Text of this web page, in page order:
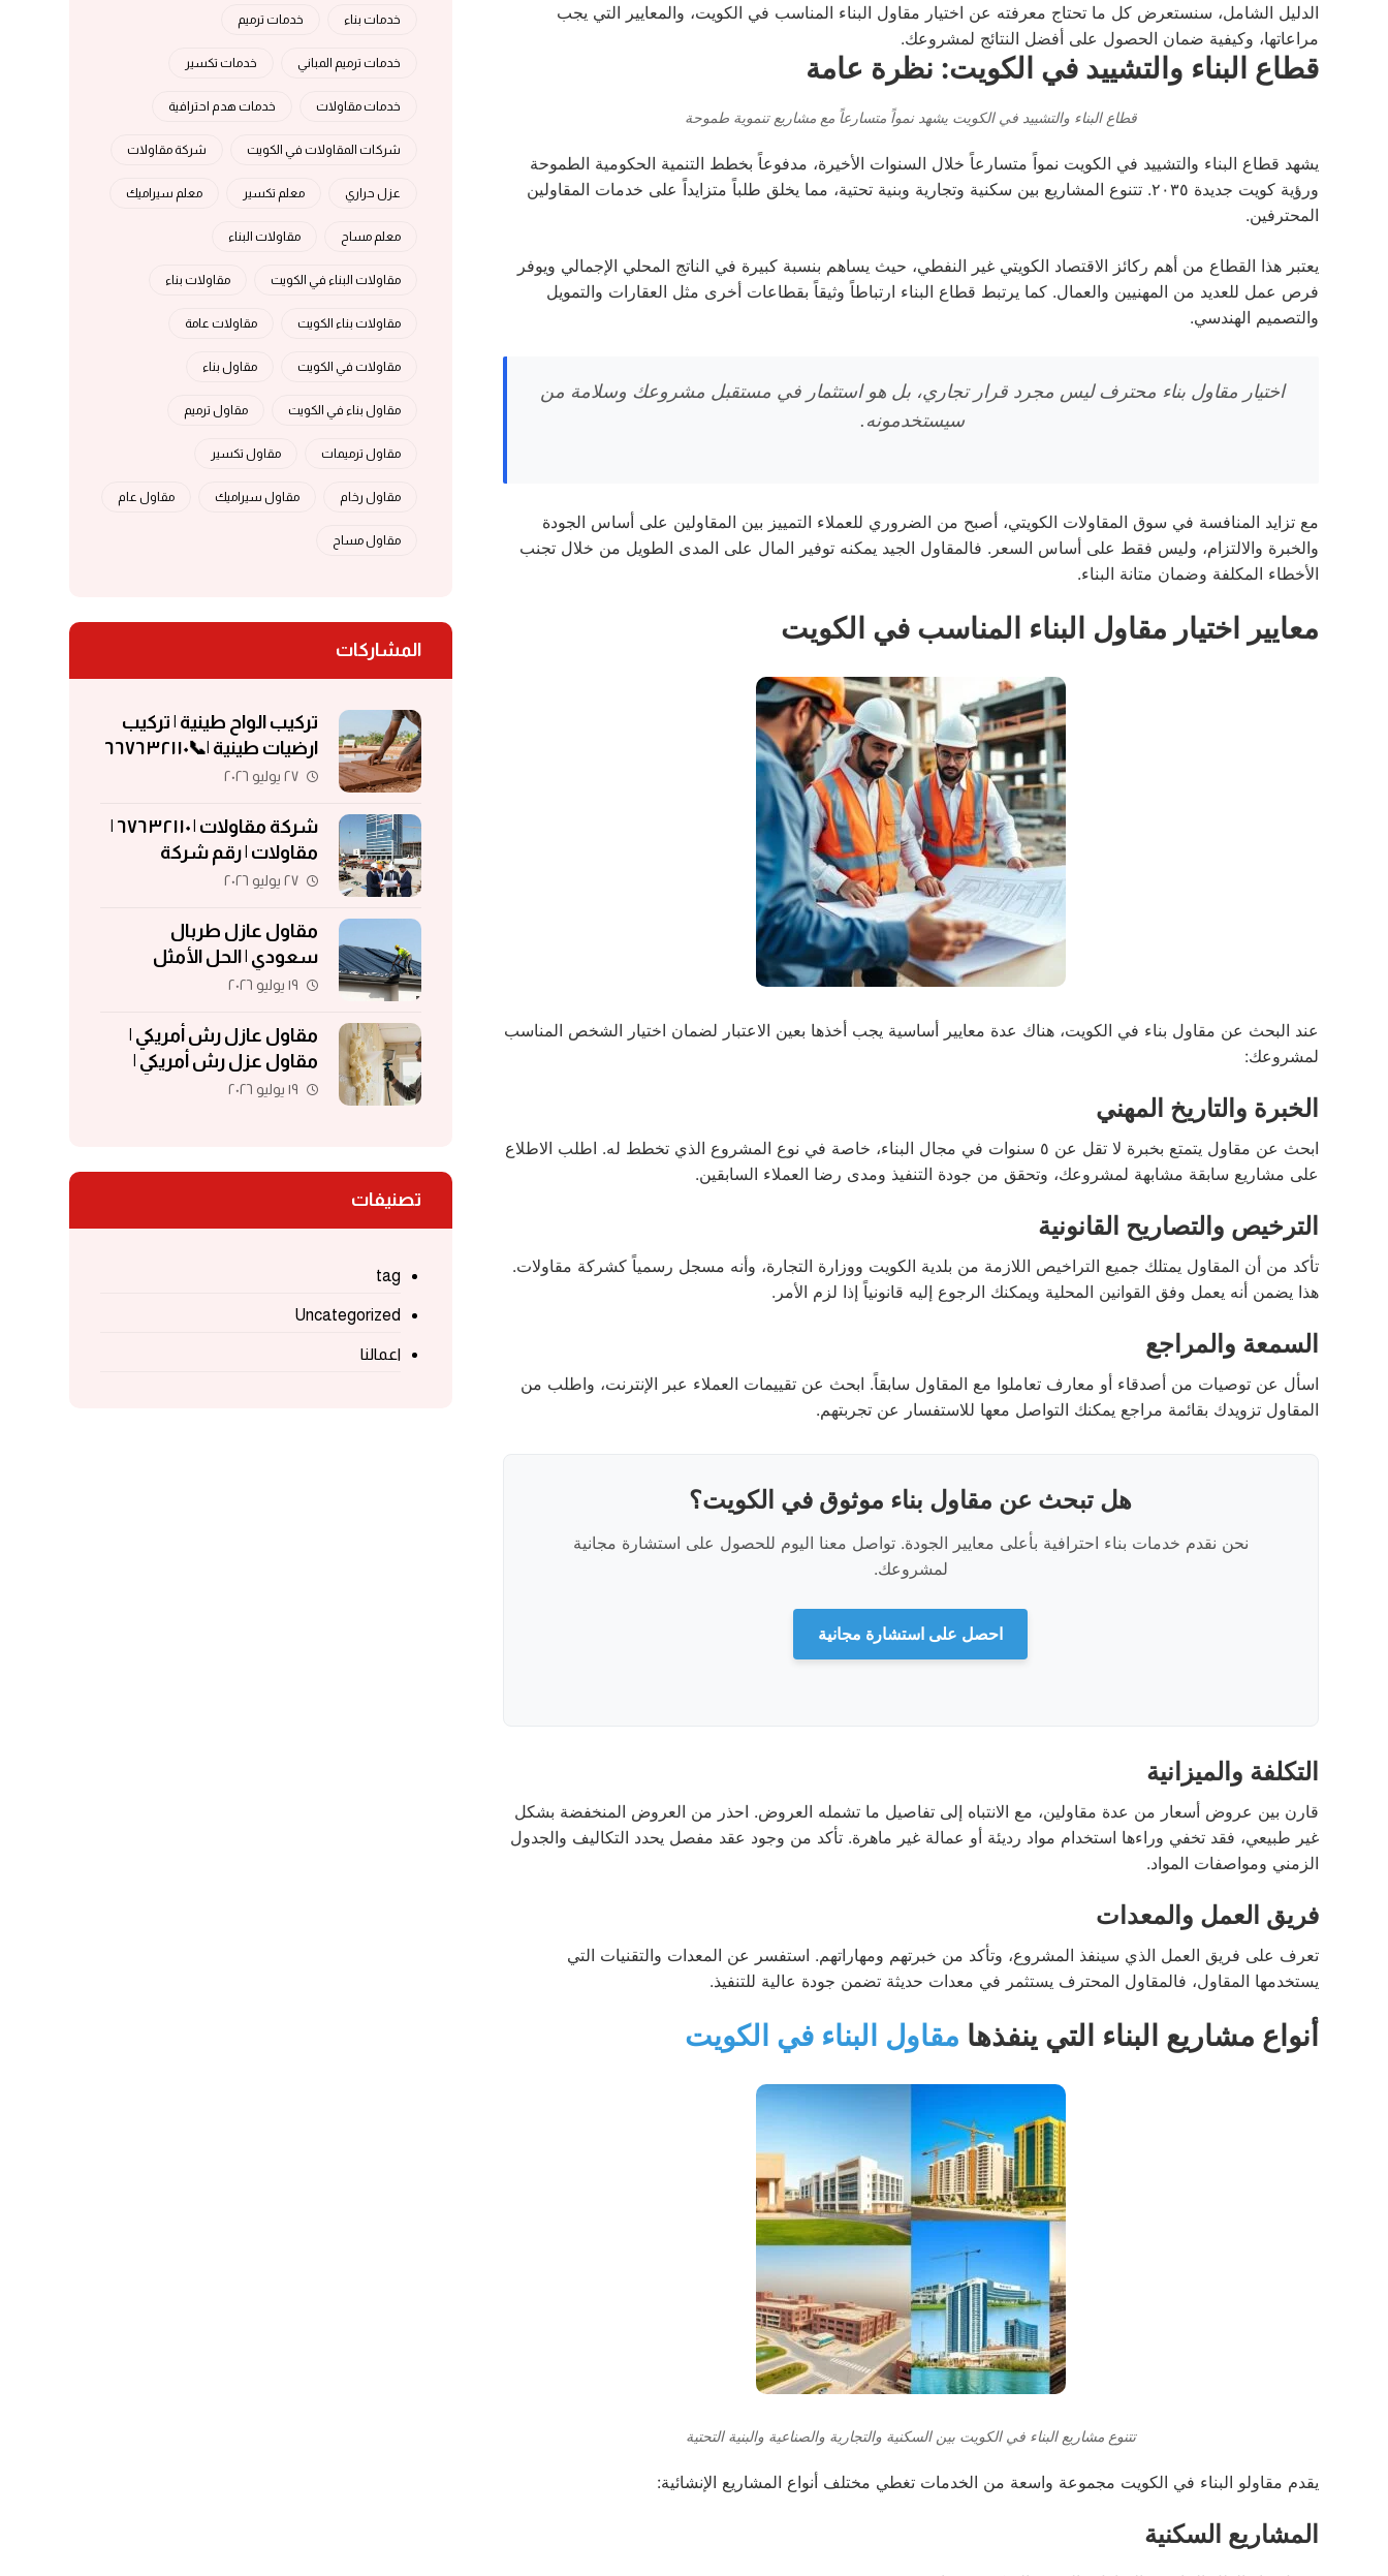
الدليل الشامل، سنستعرض كل ما تحتاج معرفته عن اختيار مقاول البناء المناسب في الكويت، والمعايير التي يجب
مراعاتها، وكيفية ضمان الحصول على أفضل النتائج لمشروعك.
قطاع البناء والتشييد في الكويت: نظرة عامة
قطاع البناء والتشييد في الكويت يشهد نمواً متسارعاً مع مشاريع تنموية طموحة
يشهد قطاع البناء والتشييد في الكويت نمواً متسارعاً خلال السنوات الأخيرة، مدفوعاً بخطط التنمية الحكومية الطموحة
ورؤية كويت جديدة ٢٠٣٥. تتنوع المشاريع بين سكنية وتجارية وبنية تحتية، مما يخلق طلباً متزايداً على خدمات المقاولين
المحترفين.
يعتبر هذا القطاع من أهم ركائز الاقتصاد الكويتي غير النفطي، حيث يساهم بنسبة كبيرة في الناتج المحلي الإجمالي ويوفر
فرص عمل للعديد من المهنيين والعمال. كما يرتبط قطاع البناء ارتباطاً وثيقاً بقطاعات أخرى مثل العقارات والتمويل
والتصميم الهندسي.
اختيار مقاول بناء محترف ليس مجرد قرار تجاري، بل هو استثمار في مستقبل مشروعك وسلامة من
سيستخدمونه.
مع تزايد المنافسة في سوق المقاولات الكويتي، أصبح من الضروري للعملاء التمييز بين المقاولين على أساس الجودة
والخبرة والالتزام، وليس فقط على أساس السعر. فالمقاول الجيد يمكنه توفير المال على المدى الطويل من خلال تجنب
الأخطاء المكلفة وضمان متانة البناء.
معايير اختيار مقاول البناء المناسب في الكويت
عند البحث عن مقاول بناء في الكويت، هناك عدة معايير أساسية يجب أخذها بعين الاعتبار لضمان اختيار الشخص المناسب
لمشروعك:
الخبرة والتاريخ المهني
ابحث عن مقاول يتمتع بخبرة لا تقل عن ٥ سنوات في مجال البناء، خاصة في نوع المشروع الذي تخطط له. اطلب الاطلاع
على مشاريع سابقة مشابهة لمشروعك، وتحقق من جودة التنفيذ ومدى رضا العملاء السابقين.
الترخيص والتصاريح القانونية
تأكد من أن المقاول يمتلك جميع التراخيص اللازمة من بلدية الكويت ووزارة التجارة، وأنه مسجل رسمياً كشركة مقاولات.
هذا يضمن أنه يعمل وفق القوانين المحلية ويمكنك الرجوع إليه قانونياً إذا لزم الأمر.
السمعة والمراجع
اسأل عن توصيات من أصدقاء أو معارف تعاملوا مع المقاول سابقاً. ابحث عن تقييمات العملاء عبر الإنترنت، واطلب من
المقاول تزويدك بقائمة مراجع يمكنك التواصل معها للاستفسار عن تجربتهم.
هل تبحث عن مقاول بناء موثوق في الكويت؟
نحن نقدم خدمات بناء احترافية بأعلى معايير الجودة. تواصل معنا اليوم للحصول على استشارة مجانية
لمشروعك.
احصل على استشارة مجانية
التكلفة والميزانية
قارن بين عروض أسعار من عدة مقاولين، مع الانتباه إلى تفاصيل ما تشمله العروض. احذر من العروض المنخفضة بشكل
غير طبيعي، فقد تخفي وراءها استخدام مواد رديئة أو عمالة غير ماهرة. تأكد من وجود عقد مفصل يحدد التكاليف والجدول
الزمني ومواصفات المواد.
فريق العمل والمعدات
تعرف على فريق العمل الذي سينفذ المشروع، وتأكد من خبرتهم ومهاراتهم. استفسر عن المعدات والتقنيات التي
يستخدمها المقاول، فالمقاول المحترف يستثمر في معدات حديثة تضمن جودة عالية للتنفيذ.
أنواع مشاريع البناء التي ينفذها مقاول البناء في الكويت
تتنوع مشاريع البناء في الكويت بين السكنية والتجارية والصناعية والبنية التحتية
يقدم مقاولو البناء في الكويت مجموعة واسعة من الخدمات تغطي مختلف أنواع المشاريع الإنشائية:
المشاريع السكنية
خدمات بناء خدمات ترميم
خدمات ترميم المباني خدمات تكسير
خدمات مقاولات خدمات هدم احترافية
شركات المقاولات في الكويت شركة مقاولات
عزل حراري معلم تكسير معلم سيراميك
معلم مساح مقاولات البناء
مقاولات البناء في الكويت مقاولات بناء
مقاولات بناء الكويت مقاولات عامة
مقاولات في الكويت مقاول بناء
مقاول بناء في الكويت مقاول ترميم
مقاول ترميمات مقاول تكسير
مقاول رخام مقاول سيراميك مقاول عام
مقاول مساح
المشاركات
تركيب الواح طينية | تركيب
ارضيات طينية |📞٦٦٧٦٣٢١١٠
| الواح طينية | معلم تركيب
٢٧ يوليو ٢٠٢٦
شركة مقاولات | ٦٧٦٣٢١١٠ |
مقاولات | رقم شركة
مقاولات | مقاولات الكويت
٢٧ يوليو ٢٠٢٦
مقاول عازل طربال
سعودي | الحل الأمثل
لحماية الأسطح والمباني
١٩ يوليو ٢٠٢٦
مقاول عازل رش أمريكي |
مقاول عزل رش أمريكي |
مقاول عزل فوم | مقاول
١٩ يوليو ٢٠٢٦
تصنيفات
tag
Uncategorized
اعمالنا